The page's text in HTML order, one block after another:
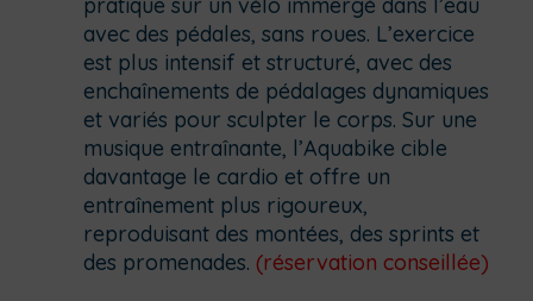
avec des pédales, sans roues. L’exercice
est plus intensif et structuré, avec des
enchaînements de pédalages dynamiques
et variés pour sculpter le corps. Sur une
musique entraînante, l’Aquabike cible
davantage le cardio et offre un
entraînement plus rigoureux,
reproduisant des montées, des sprints et
des promenades. (réservation conseillée)